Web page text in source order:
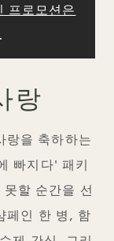
프로모션은
랑
랑을 축하하는
빠지다' 패키
할 순간을 선
페인 한 병, 함